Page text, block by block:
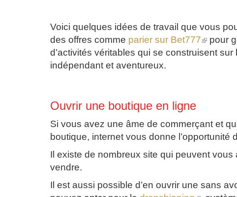
Voici quelques idées de travail que vous
des offres comme parier sur Bet777(le
est
pour
d’activités véritables qui se construisent
indépendant et aventureux.
Ouvrir une boutique en ligne
Si vous avez une âme de commerçant et
boutique, internet vous donne l’opportunité
Il existe de nombreux site qui peuvent
vendre.
Il est aussi possible d’en ouvrir une sans